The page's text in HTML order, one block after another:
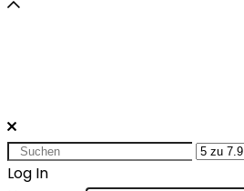
Search
for:
Log In